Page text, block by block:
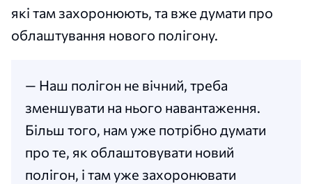
які там захоронюють, та вже думати про
облаштування нового полігону.
— Наш полігон не вічний, треба
зменшувати на нього навантаження.
Більш того, нам уже потрібно думати
про те, як облаштовувати новий
полігон, і там уже захоронювати